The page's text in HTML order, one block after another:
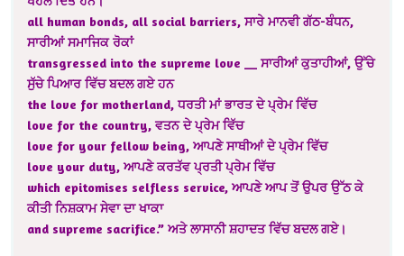
all human bonds, all social barriers, ਸਾਰੇ ਮਾਨਵੀ ਗੱਠ-ਬੰਧਨ,
ਸਾਰੀਆਂ ਸਮਾਜਿਕ ਰੋਕਾਂ
transgressed into the supreme love __ ਸਾਰੀਆਂ ਕੁਤਾਹੀਆਂ, ਉੱਚੇ
ਸੁੱਚੇ ਪਿਆਰ ਵਿੱਚ ਬਦਲ ਗਏ ਹਨ
the love for motherland, ਧਰਤੀ ਮਾਂ ਭਾਰਤ ਦੇ ਪ੍ਰੇਮ ਵਿੱਚ
love for the country, ਵਤਨ ਦੇ ਪ੍ਰੇਮ ਵਿੱਚ
love for your fellow being, ਆਪਣੇ ਸਾਥੀਆਂ ਦੇ ਪ੍ਰੇਮ ਵਿੱਚ
love your duty, ਆਪਣੇ ਕਰਤੱਵ ਪ੍ਰਤੀ ਪ੍ਰੇਮ ਵਿੱਚ
which epitomises selfless service, ਆਪਣੇ ਆਪ ਤੋਂ ਉਪਰ ਉੱਠ ਕੇ
ਕੀਤੀ ਨਿਸ਼ਕਾਮ ਸੇਵਾ ਦਾ ਖਾਕਾ
and supreme sacrifice.” ਅਤੇ ਲਾਸਾਨੀ ਸ਼ਹਾਦਤ ਵਿੱਚ ਬਦਲ ਗਏ।